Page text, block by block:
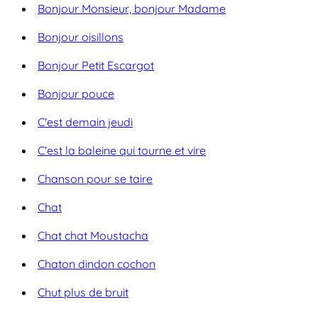
Bonjour Monsieur, bonjour Madame
Bonjour oisillons
Bonjour Petit Escargot
Bonjour pouce
C'est demain jeudi
C'est la baleine qui tourne et vire
Chanson pour se taire
Chat
Chat chat Moustacha
Chaton dindon cochon
Chut plus de bruit